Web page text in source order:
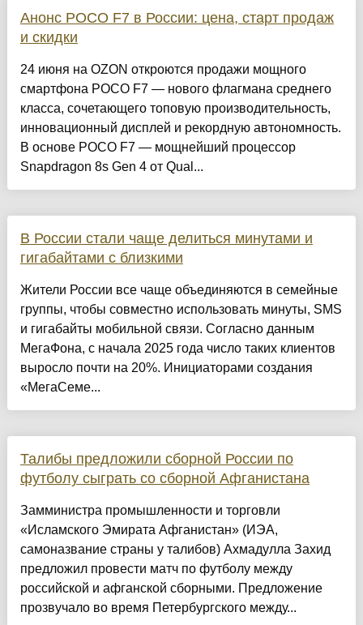
Анонс POCO F7 в России: цена, старт продаж
и скидки
24 июня на OZON откроются продажи мощного
смартфона POCO F7 — нового флагмана среднего
класса, сочетающего топовую производительность,
инновационный дисплей и рекордную автономность.
В основе POCO F7 — мощнейший процессор
Snapdragon 8s Gen 4 от Qual...
В России стали чаще делиться минутами и
гигабайтами с близкими
Жители России все чаще объединяются в семейные
группы, чтобы совместно использовать минуты, SMS
и гигабайты мобильной связи. Согласно данным
МегаФона, с начала 2025 года число таких клиентов
выросло почти на 20%. Инициаторами создания
«МегаСеме...
Талибы предложили сборной России по
футболу сыграть со сборной Афганистана
Замминистра промышленности и торговли
«Исламского Эмирата Афганистан» (ИЭА,
самоназвание страны у талибов) Ахмадулла Захид
предложил провести матч по футболу между
российской и афганской сборными. Предложение
прозвучало во время Петербургского между...